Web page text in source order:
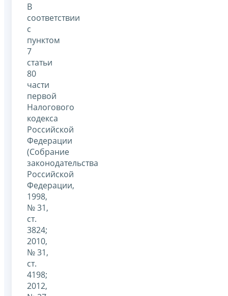
В
соответствии
с
пунктом
7
статьи
80
части
первой
Налогового
кодекса
Российской
Федерации
(Собрание
законодательства
Российской
Федерации,
1998,
№ 31,
ст.
3824;
2010,
№ 31,
ст.
4198;
2012,